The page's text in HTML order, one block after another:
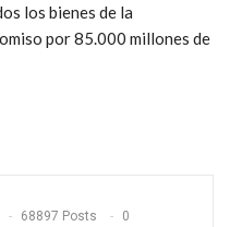
los bienes de la
por 85.000 millones de
68897 Posts 0